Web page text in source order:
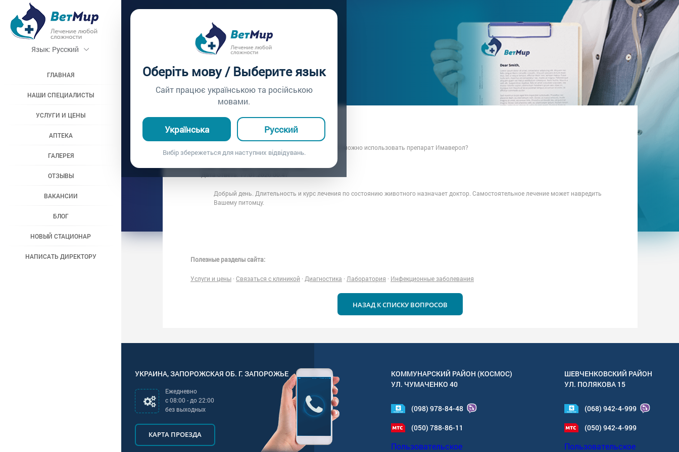
Оберіть мову / Выберите язык
Сайт працює українською та російською
мовами.
Українська Русский
Вибір збережеться для наступних відвідувань.
Язык: Русский
ГЛАВНАЯ
НАШИ СПЕЦИАЛИСТЫ
УСЛУГИ И ЦЕНЫ
АПТЕКА
ГАЛЕРЕЯ
ОТЗЫВЫ
ВАКАНСИИ
БЛОГ
НОВЫЙ СТАЦИОНАР
НАПИСАТЬ ДИРЕКТОРУ
Вопросы врачу /
КОЖА
Вопрос врачу №92
Вопрос владельца: Татьяна
Дата вопроса:
17.01.2020 00:47
Скажите как часто ( с каким интервалом времени? ) можно использовать препарат Имаверол?
Добрый день. Длительность и курс лечения по состоянию животного назначает доктор. Самостоятельное лечение может навредить
Вашему питомцу.
Полезные разделы сайта:
Услуги и цены · Связаться с клиникой · Диагностика · Лаборатория · Инфекционные заболевания
НАЗАД К СПИСКУ ВОПРОСОВ
УКРАИНА,ЗАПОРОЖСКАЯ ОБ. Г. ЗАПОРОЖЬЕ
Ежедневно
с08:00 - до22:00
без выходных
КАРТА ПРОЕЗДА
КОММУНАРСКИЙ РАЙОН (КОСМОС)
УЛ. ЧУМАЧЕНКО 40
(098) 978-84-48
(050) 788-86-11
Пользовательское
ШЕВЧЕНКОВСКИЙ РАЙОН
УЛ. ПОЛЯКОВА 15
(068) 942-4-999
(050) 942-4-999
Пользовательское